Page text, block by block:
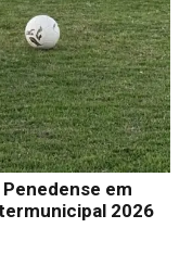
em
2026